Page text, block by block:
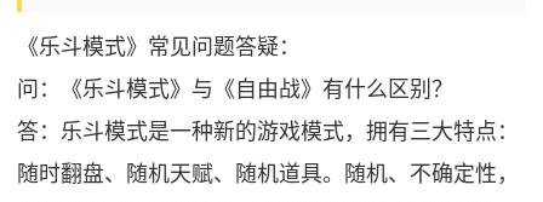
《乐斗模式》常见问题答疑：
问：《乐斗模式》与《自由战》有什么区别？
答：乐斗模式是一种新的游戏模式，拥有三大特点：
随时翻盘、随机天赋、随机道具。随机、不确定性，